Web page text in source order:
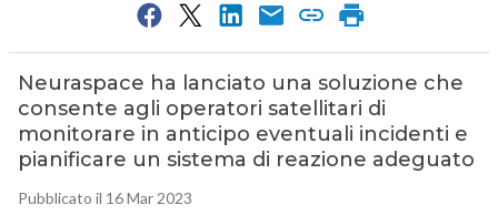
Neuraspace ha lanciato una soluzione che
consente agli operatori satellitari di
monitorare in anticipo eventuali incidenti e
pianificare un sistema di reazione adeguato
Pubblicato il 16 Mar 2023